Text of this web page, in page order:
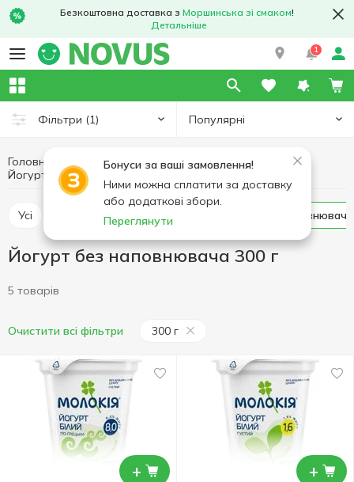
Безкоштовна доставка з Моршинська зі смаком!
Детальніше
1
Фільтри (1) Популярні
Бонуси за ваші замовлення!
Ними можна сплатити за доставку
або додаткові збори.
Переглянути
Головна Яйця та молочні продукти Йогурт
Йогурт без наповнювача
Усі Йогурт з наповнювачем Йогурт без наповнювача
Йогурт без наповнювача 300 г
5 товарів
Очистити всі фільтри 300 г
+ +